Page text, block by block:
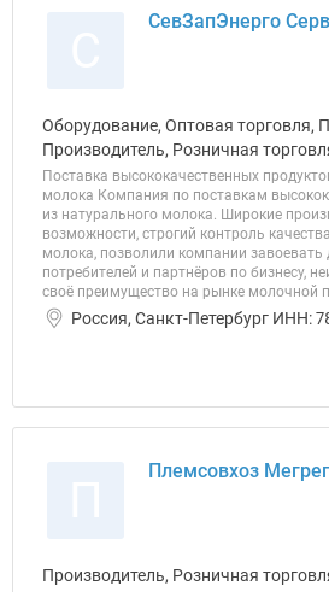
СевЗапЭнерго
Оборудование, Оптовая торговля,
Производитель, Розничная
Поставка высококачественных
молока Компания по поставкам
из натурального молока. Широкие
возможности, строгий контроль
молока, позволили компании завоевать
потребителей и партнёров по бизнесу,
своё преимущество на рынке молочной
Россия, Санкт-Петербург ИНН:
Племсовхоз
Производитель, Розничная